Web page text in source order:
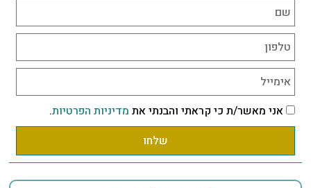
אני מאשר/ת כי קראתי והבנתי את מדיניות הפרטיות.
שלחו